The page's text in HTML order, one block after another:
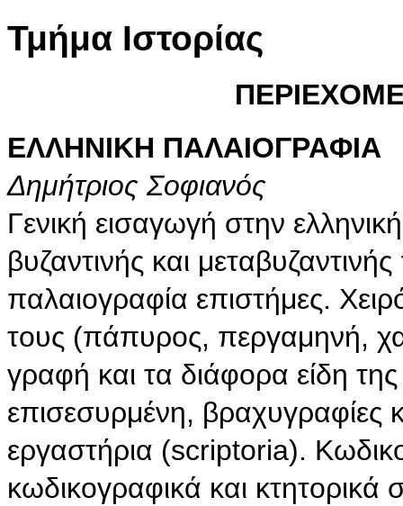
Τμήμα Ιστορίας
EΛΛHNIKH ΠAΛAIOΓPAΦIA
Δημήτριος Σοφιανός
Γενική εισαγωγή στην
βυζαντινής και
παλαιογραφία επιστήμες.
τους (πάπυρος, περγαμηνή,
γραφή και τα διάφορα είδη
επισεσυρμένη, βραχυγραφίες
εργαστήρια (scriptoria).
κωδικογραφικά και